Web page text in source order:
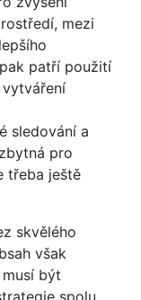
mezi
patří použití
vytváření
sledování a
pro
třeba ještě
skvělého
však
být
spolu